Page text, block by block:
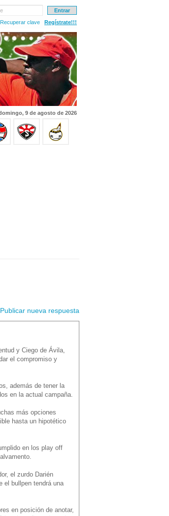
Recuperar clave Regístrate!!!
9 de agosto de 2026
Publicar nueva respuesta
y Ciego de Ávila,
el compromiso y
además de tener la
en la actual campaña.
más opciones
hasta un hipotético
en los play off
el zurdo Darién
el bullpen tendrá una
en posición de anotar,